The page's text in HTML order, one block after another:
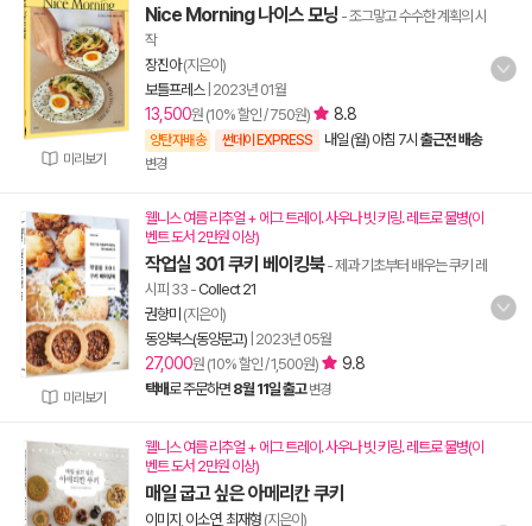
미리보기
Nice Morning 나이스 모닝 - 조그맣고 수수한 계획의 시
작
장진아(지은이)
보틀프레스| 2023년 01월
13,500원 (10% 할인 / 750원) 8.8
양탄자배송 썬데이 EXPRESS 내일 (월) 아침 7시 출근전 배송
변경
미리보기
웰니스 여름 리추얼 + 에그 트레이. 사우나 빗 키링. 레트로 물병(이
벤트 도서 2만원 이상)
작업실 301 쿠키 베이킹북- 제과 기초부터 배우는 쿠키 레
시피 33 -Collect 21
권향미 (지은이)
동양북스(동양문고) 2023년 05월
27,000원 (10% 할인 / 1,500원) 9.8
택배로 주문하면 8월 11일 출고 변경
웰니스 여름 리추얼 + 에그 트레이. 사우나 빗 키링. 레트로 물병(이
벤트 도서 2만원 이상)
매일 굽고 싶은 아메리칸 쿠키
이미지 이소연, 최재형 (지은이)